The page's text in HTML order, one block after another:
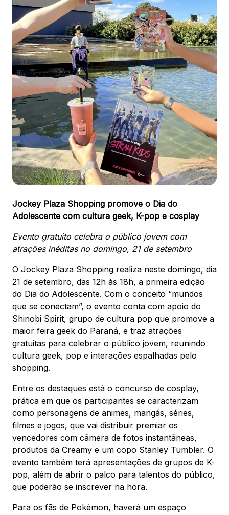
Ver local
Chamar Uber
CONTATO
(41) 3216-1600
WhatsApp
Comodidades Eventos Cinema
Mapa Virtual
Jockey Plaza Shopping promove o Dia do
Adolescente com cultura geek, K-pop e cosplay
Evento gratuito celebra o público jovem com
atrações inéditas no domingo, 21 de setembro
O Jockey Plaza Shopping realiza neste domingo, dia
21 de setembro, das 12h às 18h, a primeira edição
do Dia do Adolescente. Com o conceito “mundos
que se conectam”, o evento conta com apoio do
Shinobi Spirit, grupo de cultura pop que promove a
maior feira geek do Paraná, e traz atrações
gratuitas para celebrar o público jovem, reunindo
cultura geek, pop e interações espalhadas pelo
shopping.
Entre os destaques está o concurso de cosplay,
prática em que os participantes se caracterizam
como personagens de animes, mangás, séries,
filmes e jogos, que vai distribuir premiar os
vencedores com câmera de fotos instantâneas,
produtos da Creamy e um copo Stanley Tumbler. O
evento também terá apresentações de grupos de K-
pop, além de abrir o palco para talentos do público,
que poderão se inscrever na hora.
Para os fãs de Pokémon, haverá um espaço